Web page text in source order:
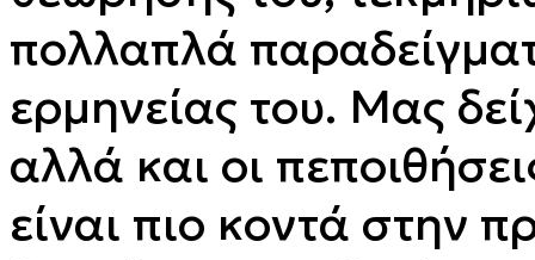
πολλαπλά
ερμηνείας του. Μας
αλλά και οι
είναι πιο κοντά στην